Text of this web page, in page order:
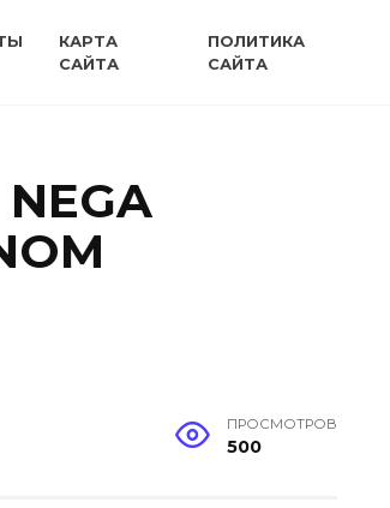
КАРТА
САЙТА
ПОЛИТИКА
САЙТА
ПРОСМОТРОВ
500